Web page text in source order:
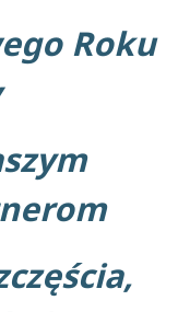
Roku